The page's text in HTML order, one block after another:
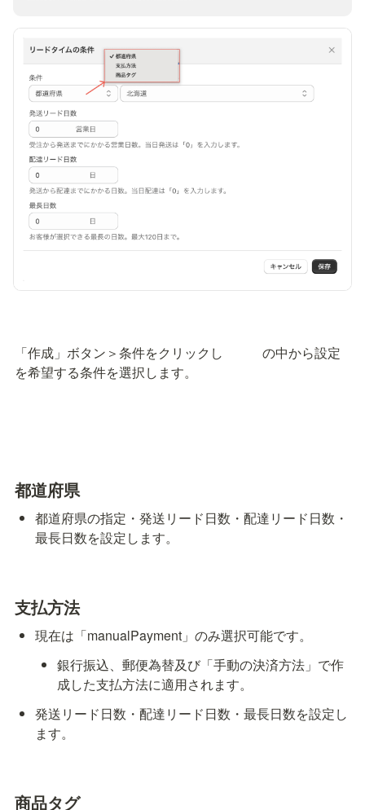
「作成」ボタン＞条件をクリックし
の中から設定
を希望する条件を選択します。
都道府県
都道府県の指定・発送リード日数・配達リード日数・
最長日数を設定します。
支払方法
現在は「manualPayment」のみ選択可能です。
銀行振込、郵便為替及び「手動の決済方法」で作
成した支払方法に適用されます。
発送リード日数・配達リード日数・最長日数を設定し
ます。
商品タグ